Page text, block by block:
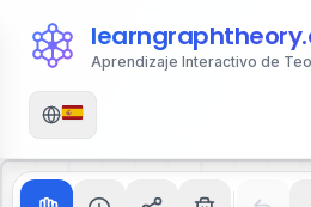
Aprendizaje Interactivo de